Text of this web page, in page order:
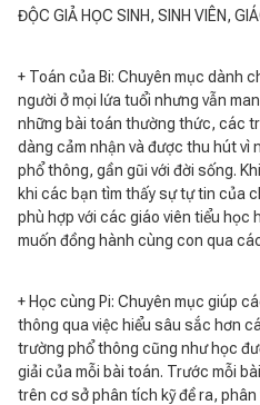
ĐỘC GIẢ HỌC SINH, SINH VIÊN,
+ Toán của Bi: Chuyên mục dành
người ở mọi lứa tuổi nhưng vẫn
những bài toán thường thức, các
dàng cảm nhận và được thu hút vì
phổ thông, gần gũi với đời sống.
khi các bạn tìm thấy sự tự tin của
phù hợp với các giáo viên tiểu học
muốn đồng hành cùng con qua
+ Học cùng Pi: Chuyên mục giúp
thông qua việc hiểu sâu sắc hơn
trường phổ thông cũng như học
giải của mỗi bài toán. Trước mỗi
trên cơ sở phân tích kỹ đề ra,